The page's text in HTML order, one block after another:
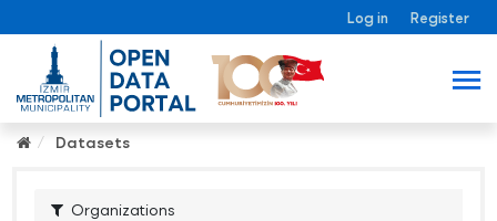
Log in Register
Datasets
Organizations